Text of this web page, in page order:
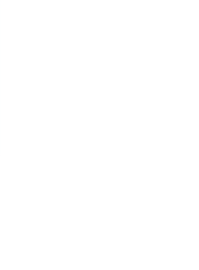
choix.
(5